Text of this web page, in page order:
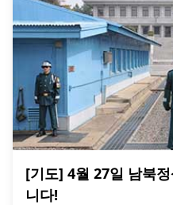
[기도] 4월 27일 남북
니다!